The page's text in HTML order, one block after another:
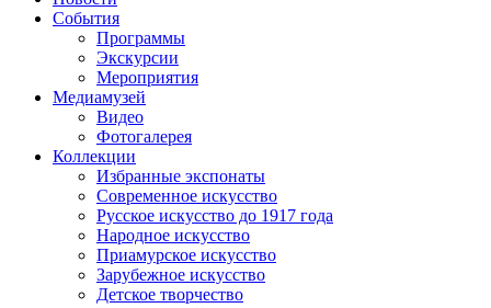
События
Программы
Экскурсии
Мероприятия
Медиамузей
Видео
Фотогалерея
Коллекции
Избранные экспонаты
Современное искусство
Русское искусство до 1917 года
Народное искусство
Приамурское искусство
Зарубежное искусство
Детское творчество